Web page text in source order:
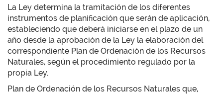
La Ley determina la tramitación de los diferentes
instrumentos de planificación que serán de aplicación,
estableciendo que deberá iniciarse en el plazo de un
año desde la aprobación de la Ley la elaboración del
correspondiente Plan de Ordenación de los Recursos
Naturales, según el procedimiento regulado por la
propia Ley.
Plan de Ordenación de los Recursos Naturales que,